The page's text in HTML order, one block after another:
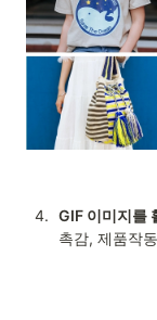
4. GIF 이미지를
촉감, 제품작